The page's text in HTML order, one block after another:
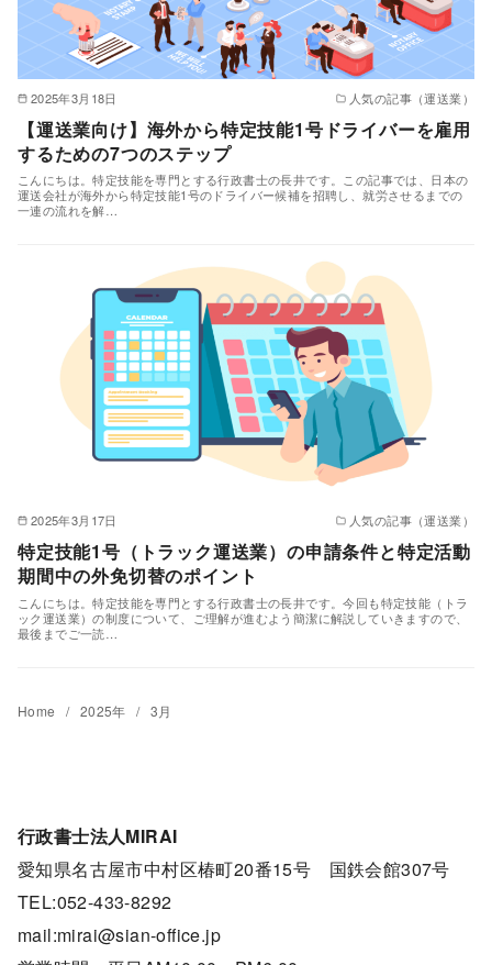
2025年3月18日 人気の記事（運送業）
【運送業向け】海外から特定技能1号ドライバーを雇用
するための7つのステップ
こんにちは。特定技能を専門とする行政書士の長井です。この記事では、日本の
運送会社が海外から特定技能1号のドライバー候補を招聘し、就労させるまでの
一連の流れを解…
2025年3月17日 人気の記事（運送業）
特定技能1号（トラック運送業）の申請条件と特定活動
期間中の外免切替のポイント
こんにちは。特定技能を専門とする行政書士の長井です。今回も特定技能（トラ
ック運送業）の制度について、ご理解が進むよう簡潔に解説していきますので、
最後までご一読…
Home 2025年 3月
行政書士法人MIRAI
愛知県名古屋市中村区椿町20番15号 国鉄会館307号
TEL:052-433-8292
mail:mirai@sian-office.jp